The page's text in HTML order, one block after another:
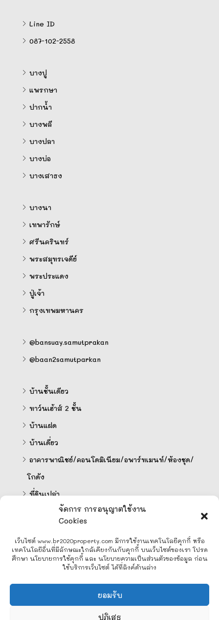
จัดการ การอนุญาตใช้งาน
Cookies
เว็บไซต์ www.br2020property.com มีการใช้งานเทคโนโลยีคุกกี้ หรือ
เทคโนโลยีอื่นที่มีลักษณะใกล้เคียงกันกับคุกกี้ บนเว็บไซต์ของเรา โปรด
ศึกษา นโยบายการใช้คุกกี้ และ นโยบายความเป็นส่วนตัวของข้อมูล ก่อน
ใช้บริการเว็บไซต์ ได้ที่ลิงค์ด้านล่าง
ยอมรับ
ปฏิเสธ
Line ID
087-102-2558
บางปู
แพรกษา
ปากน้ำ
บางพลี
บางปลา
บางบ่อ
บางเสาธง
บางนา
เทพารักษ์
ศรีนครินทร์
พระสมุทรเจดีย์
พระประแดง
ปู่เจ้า
กรุงเทพมหานคร
@bansuay.samutprakan
@baan2samutparkan
บ้านชั้นเดียว
ทาว์นเฮ้าส์ 2 ชั้น
บ้านแฝด
บ้านเดี่ยว
อาคารพาณิชย์/คอนโดมิเนียม/อพาร์ทเมนท์/ห้องชุด/
โกดัง
ที่ดินเปล่า
คำนวนสินเชื่อออนไลน์